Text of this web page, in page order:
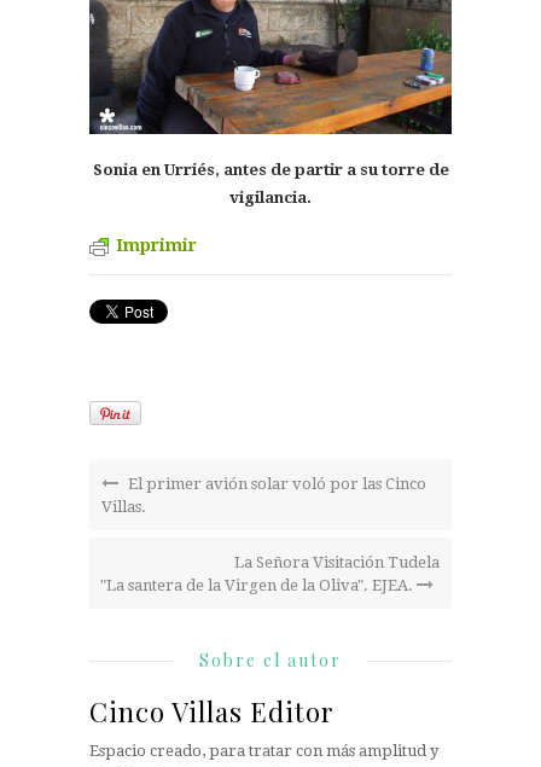
Sonia en Urriés, antes de partir a su torre de
vigilancia.
Imprimir
El primer avión solar voló por las Cinco
Villas.
La Señora Visitación Tudela
"La santera de la Virgen de la Oliva". EJEA.
Sobre el autor
Cinco Villas Editor
Espacio creado, para tratar con más amplitud y